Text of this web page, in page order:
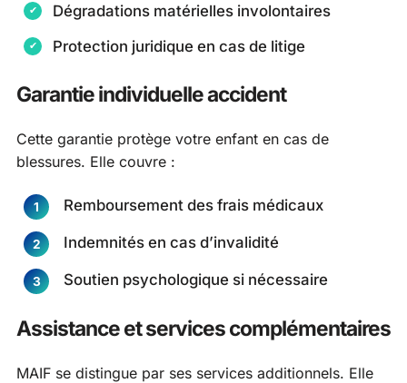
Dégradations matérielles involontaires
Protection juridique en cas de litige
Garantie individuelle accident
Cette garantie protège votre enfant en cas de
blessures. Elle couvre :
Remboursement des frais médicaux
Indemnités en cas d’invalidité
Soutien psychologique si nécessaire
Assistance et services complémentaires
MAIF se distingue par ses services additionnels. Elle